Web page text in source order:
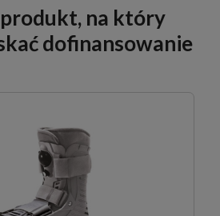
na który
dofinansowanie